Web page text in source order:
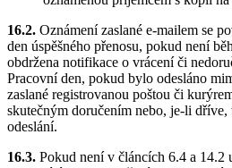
16.2. Oznámení zaslané e-mailem se
den úspěšného přenosu, pokud není
obdržena notifikace o vrácení či
Pracovní den, pokud bylo odesláno
zaslané registrovanou poštou či
skutečným doručením nebo, je-li dříve,
odeslání.
16.3. Pokud není v článcích 6.4 a 14.2